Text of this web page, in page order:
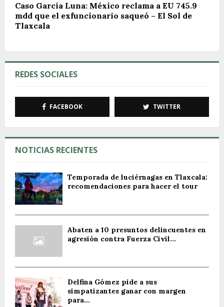
Caso García Luna: México reclama a EU 745.9
mdd que el exfuncionario saqueó – El Sol de
Tlaxcala
REDES SOCIALES
FACEBOOK TWITTER
NOTICIAS RECIENTES
Temporada de luciérnagas en Tlaxcala:
recomendaciones para hacer el tour
Abaten a 10 presuntos delincuentes en
agresión contra Fuerza Civil...
Delfina Gómez pide a sus
simpatizantes ganar con margen
para...